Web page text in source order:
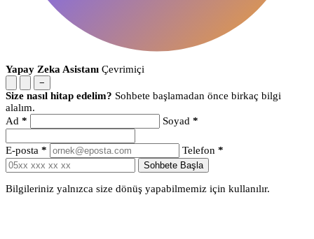
Yapay Zeka Asistanı Çevrimiçi
−
Size nasıl hitap edelim? Sohbete başlamadan önce birkaç bilgi
alalım.
Ad * Soyad *
E-posta * Telefon *
Sohbete Başla
Bilgileriniz yalnızca size dönüş yapabilmemiz için kullanılır.